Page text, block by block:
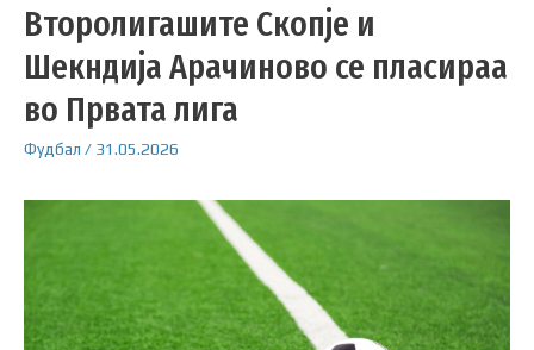
Второлигашите Скопје и
Шекндија Арачиново се пласираа
во Првата лига
Фудбал / 31.05.2026